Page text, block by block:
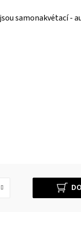
samonakvétací -